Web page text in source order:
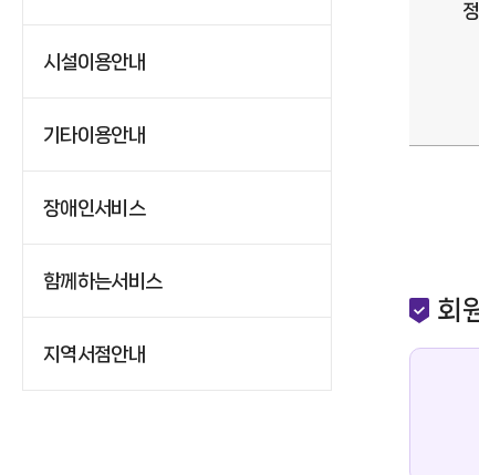
시설이용안내
기타이용안내
장애인서비스
함께하는서비스
지역서점안내
회